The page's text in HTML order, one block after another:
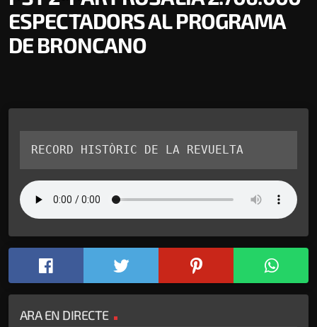
ESPECTADORS AL PROGRAMA
DE BRONCANO
RECORD HISTÒRIC DE LA REVUELTA
ARA EN DIRECTE